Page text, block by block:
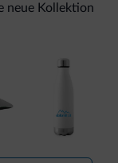
neue Kollektion